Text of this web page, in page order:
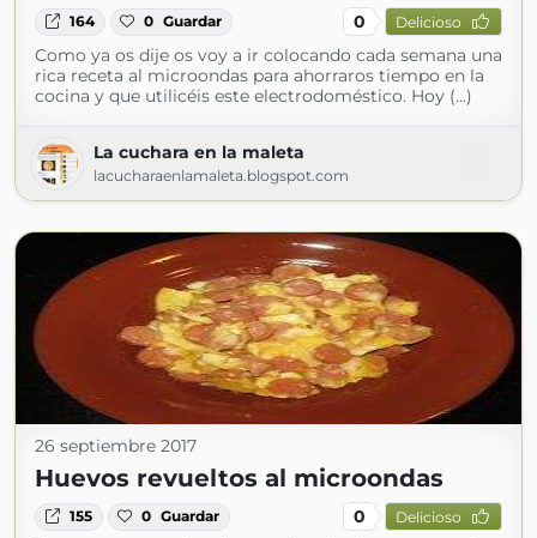
164 0 Guardar 0 Delicioso
Como ya os dije os voy a ir colocando cada semana una
rica receta al microondas para ahorraros tiempo en la
cocina y que utilicéis este electrodoméstico. Hoy (...)
La cuchara en la maleta
lacucharaenlamaleta.blogspot.com
26 septiembre 2017
Huevos revueltos al microondas
155 0 Guardar 0 Delicioso